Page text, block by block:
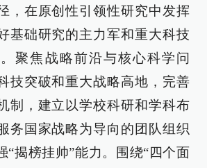
，在原创性引领性研究中发挥
基础研究的主力军和重大科技
聚焦战略前沿与核心科学问
技突破和重大战略高地，完善
制，建立以学校科研和学科布
务国家战略为导向的团队组织
“揭榜挂帅”能力。围绕“四个面